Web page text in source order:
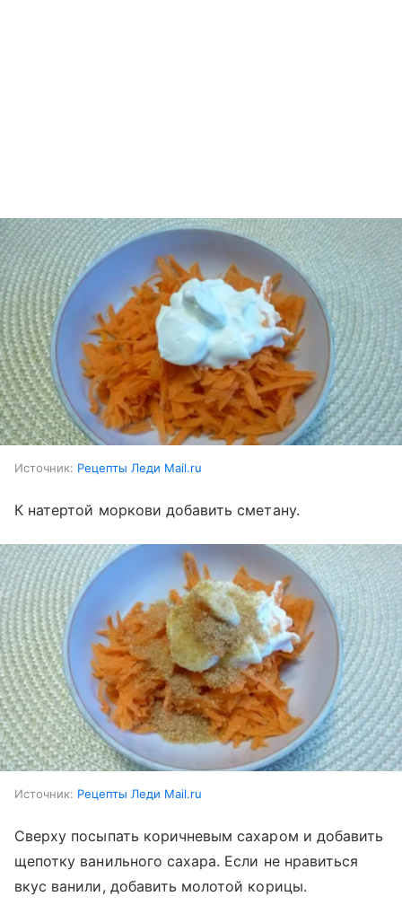
Источник: Рецепты Леди Mail.ru
К натертой моркови добавить сметану.
Источник: Рецепты Леди Mail.ru
Сверху посыпать коричневым сахаром и добавить
щепотку ванильного сахара. Если не нравиться
вкус ванили, добавить молотой корицы.